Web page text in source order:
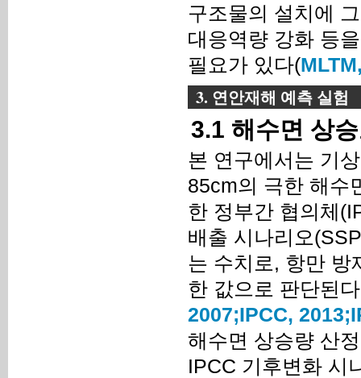
구조물의 설치에
대응역량 강화 등
필요가 있다(
3. 연안재해 예측 실험
3.1 해수면 상
본 연구에서는 기
85cm의 극한 해수
한 정부간 협의체
배출 시나리오
는 수치로, 항만 방
한 값으로 판단된
2007;IPCC, 2013;
해수면 상승량 산
IPCC 기후변화 시